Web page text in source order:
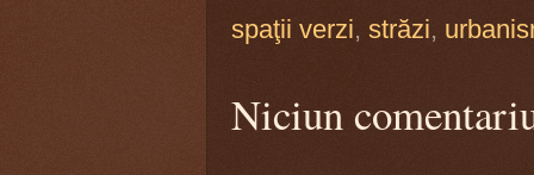
spaţii verzi, străzi,
Niciun